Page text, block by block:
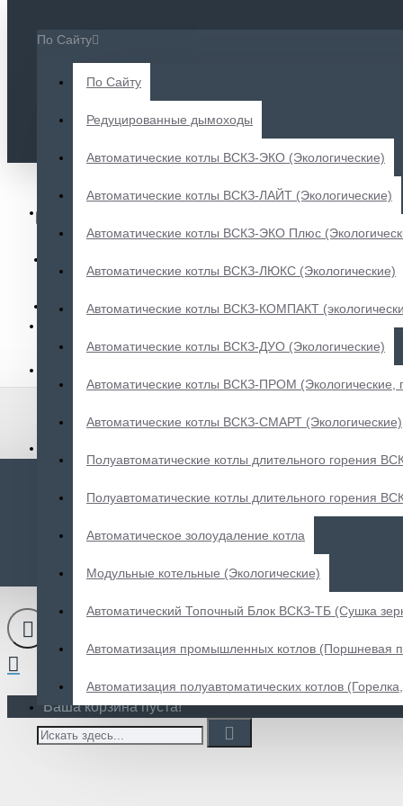
КорзинаПо Сайту
По Сайту
Редуцированные дымоходы
Автоматические котлы ВСКЗ-ЭКО (Экологические)
Автоматические котлы ВСКЗ-ЛАЙТ (Экологические)
Автоматические котлы ВСКЗ-ЭКО Плюс
Автоматические котлы ВСКЗ-ЛЮКС (Экологические)
Автоматические котлы ВСКЗ-КОМПАКТ
Автоматические котлы ВСКЗ-ДУО (Экологические)
Автоматические котлы ВСКЗ-ПРОМ (Экологические,
Автоматические котлы ВСКЗ-СМАРТ (Экологические)
Полуавтоматические котлы длительного горения
Полуавтоматические котлы длительного горения
Автоматическое золоудаление котла
Модульные котельные (Экологические)
Автоматический Топочный Блок ВСКЗ-ТБ (Сушка
Автоматизация промышленных котлов (Поршневая
Автоматизация полуавтоматических котлов
Ваша корзина пуста!
ВИДЕО
Фильтр
₽
КАТЕГОРИИ